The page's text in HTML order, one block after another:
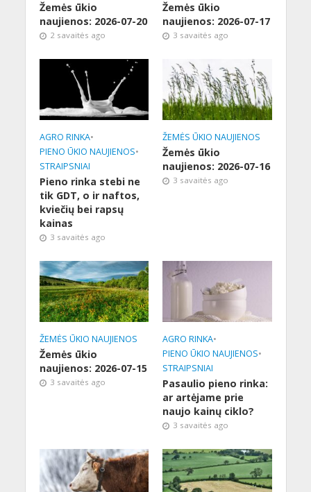
Žemės ūkio
naujienos: 2026-07-20
2 savaitės ago
Žemės ūkio
naujienos: 2026-07-17
3 savaitės ago
AGRO RINKA•
PIENO ŪKIO NAUJIENOS•
STRAIPSNIAI
Pieno rinka stebi ne
tik GDT, o ir naftos,
kviečių bei rapsų
kainas
3 savaitės ago
ŽEMĖS ŪKIO NAUJIENOS
Žemės ūkio
naujienos: 2026-07-16
3 savaitės ago
ŽEMĖS ŪKIO NAUJIENOS
Žemės ūkio
naujienos: 2026-07-15
3 savaitės ago
AGRO RINKA•
PIENO ŪKIO NAUJIENOS•
STRAIPSNIAI
Pasaulio pieno rinka:
ar artėjame prie
naujo kainų ciklo?
3 savaitės ago